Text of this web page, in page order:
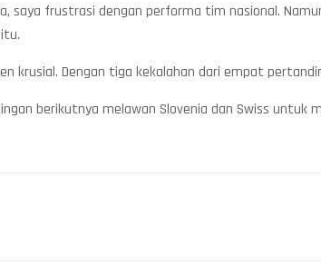
saya frustrasi dengan performa tim nasional.
krusial. Dengan tiga kekalahan dari empat
berikutnya melawan Slovenia dan Swiss